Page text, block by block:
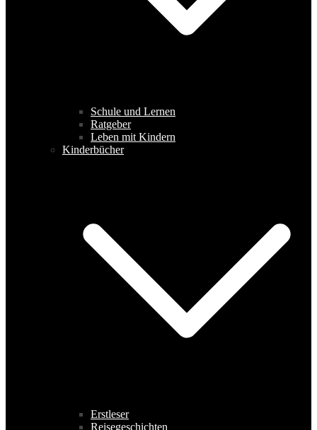
Schule und Lernen
Ratgeber
Leben mit Kindern
Kinderbücher
Erstleser
Reisegeschichten